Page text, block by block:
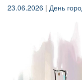
23.06.2026 | День